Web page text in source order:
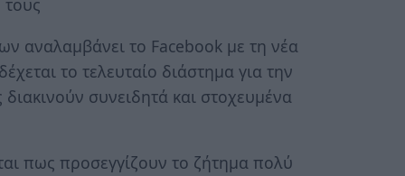
αναλαμβάνει το Facebook με τη νέα
το τελευταίο διάστημα για την
συνειδητά και στοχευμένα
πως προσεγγίζουν το ζήτημα πολύ